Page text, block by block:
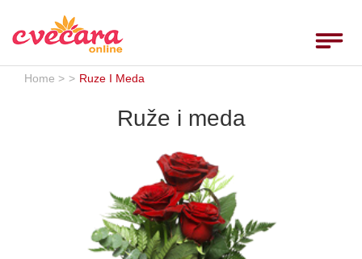
Godišnjice
Venčanja
Rođenja
___
Home > > Ruze I Meda
Ruže i meda